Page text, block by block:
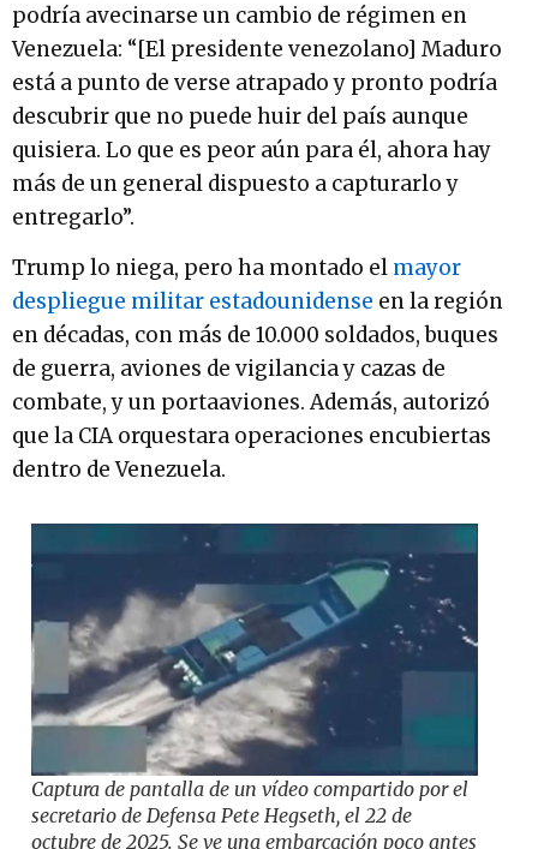
podría avecinarse un cambio de régimen en
Venezuela: “[El presidente venezolano] Maduro
está a punto de verse atrapado y pronto podría
descubrir que no puede huir del país aunque
quisiera. Lo que es peor aún para él, ahora hay
más de un general dispuesto a capturarlo y
entregarlo”.
Trump lo niega, pero ha montado el mayor
despliegue militar estadounidense en la región
en décadas, con más de 10.000 soldados, buques
de guerra, aviones de vigilancia y cazas de
combate, y un portaaviones. Además, autorizó
que la CIA orquestara operaciones encubiertas
dentro de Venezuela.
Captura de pantalla de un vídeo compartido por el
secretario de Defensa Pete Hegseth, el 22 de
octubre de 2025. Se ve una embarcación poco antes